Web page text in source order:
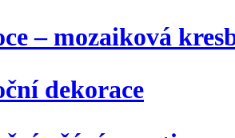
– mozaiková
dekorace